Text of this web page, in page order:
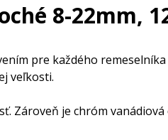
8-22mm,
pre každého
veľkosti.
Zároveň je chróm